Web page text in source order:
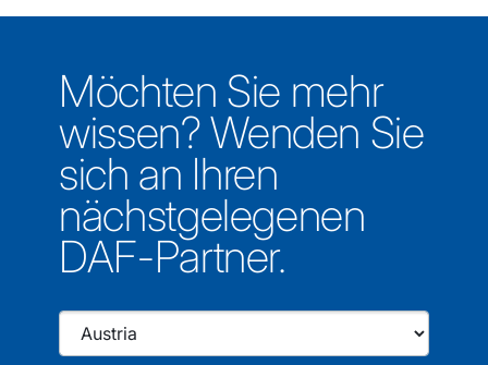
Möchten Sie mehr
wissen? Wenden Sie
sich an Ihren
nächstgelegenen
DAF-Partner.